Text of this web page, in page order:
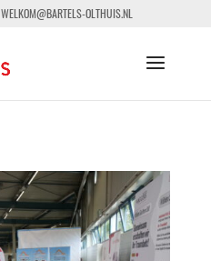
WELKOM@BARTELS-OLTHUIS.NL